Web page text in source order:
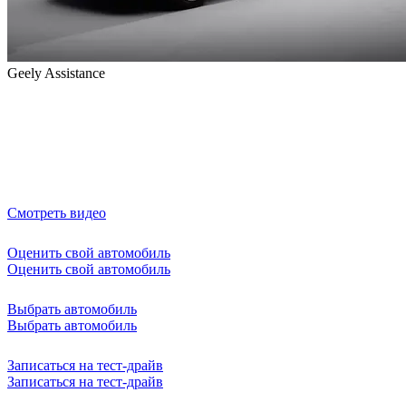
Geely Assistance
Смотреть видео
Оценить свой автомобиль
Оценить свой автомобиль
Выбрать автомобиль
Выбрать автомобиль
Записаться на тест-драйв
Записаться на тест-драйв